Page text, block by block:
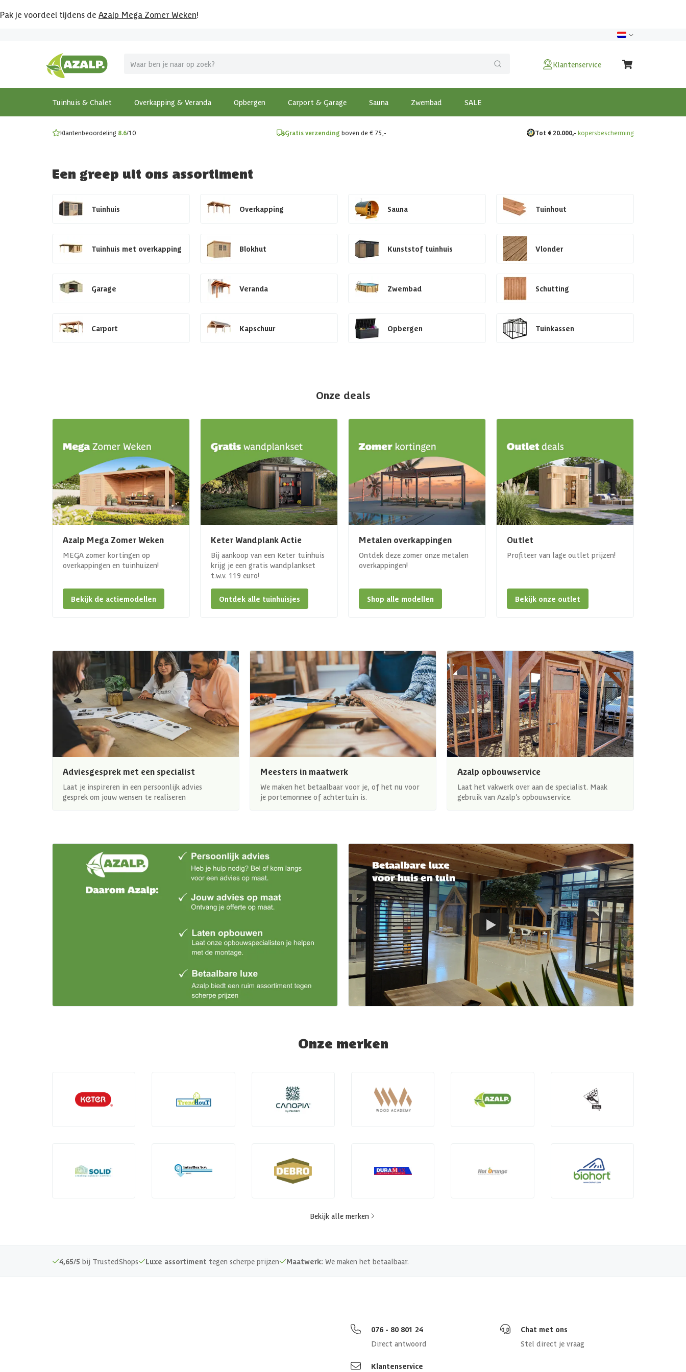
Pak je voordeel tijdens de Azalp Mega Zomer Weken!
Klantenservice
Tuinhuis & Chalet Overkapping & Veranda Opbergen Carport & Garage Sauna Zwembad SALE
MEGA zomer kortingen op overkappingen en tuinhuizen!
Bekijk de actiemodellen
Gratis wandplankset
Ontdek onze metalen overkappingen
Klantenbeoordeling 8.6/10 Gratis verzending boven de € 75,- Tot € 20.000,- kopersbescherming
Een greep uit ons assortiment
Tuinhuis Overkapping Sauna Tuinhout
Tuinhuis met overkapping Blokhut Kunststof tuinhuis Vlonder
Garage Veranda Zwembad Schutting
Carport Kapschuur Opbergen Tuinkassen
Onze deals
Azalp Mega Zomer Weken
MEGA zomer kortingen op
overkappingen en tuinhuizen!
Bekijk de actiemodellen
Keter Wandplank Actie
Bij aankoop van een Keter tuinhuis
krijg je een gratis wandplankset
t.w.v. 119 euro!
Ontdek alle tuinhuisjes
Metalen overkappingen
Ontdek deze zomer onze metalen
overkappingen!
Shop alle modellen
Outlet
Profiteer van lage outlet prijzen!
Bekijk onze outlet
Adviesgesprek met een specialist
Laat je inspireren in een persoonlijk advies
gesprek om jouw wensen te realiseren
Meesters in maatwerk
We maken het betaalbaar voor je, of het nu voor
je portemonnee of achtertuin is.
Azalp opbouwservice
Laat het vakwerk over aan de specialist. Maak
gebruik van Azalp’s opbouwservice.
Onze merken
Bekijk alle merken
4,65/5 bij TrustedShops Luxe assortiment tegen scherpe prijzen Maatwerk: We maken het betaalbaar.
076 - 80 801 24
Direct antwoord
Chat met ons
Stel direct je vraag
Klantenservice